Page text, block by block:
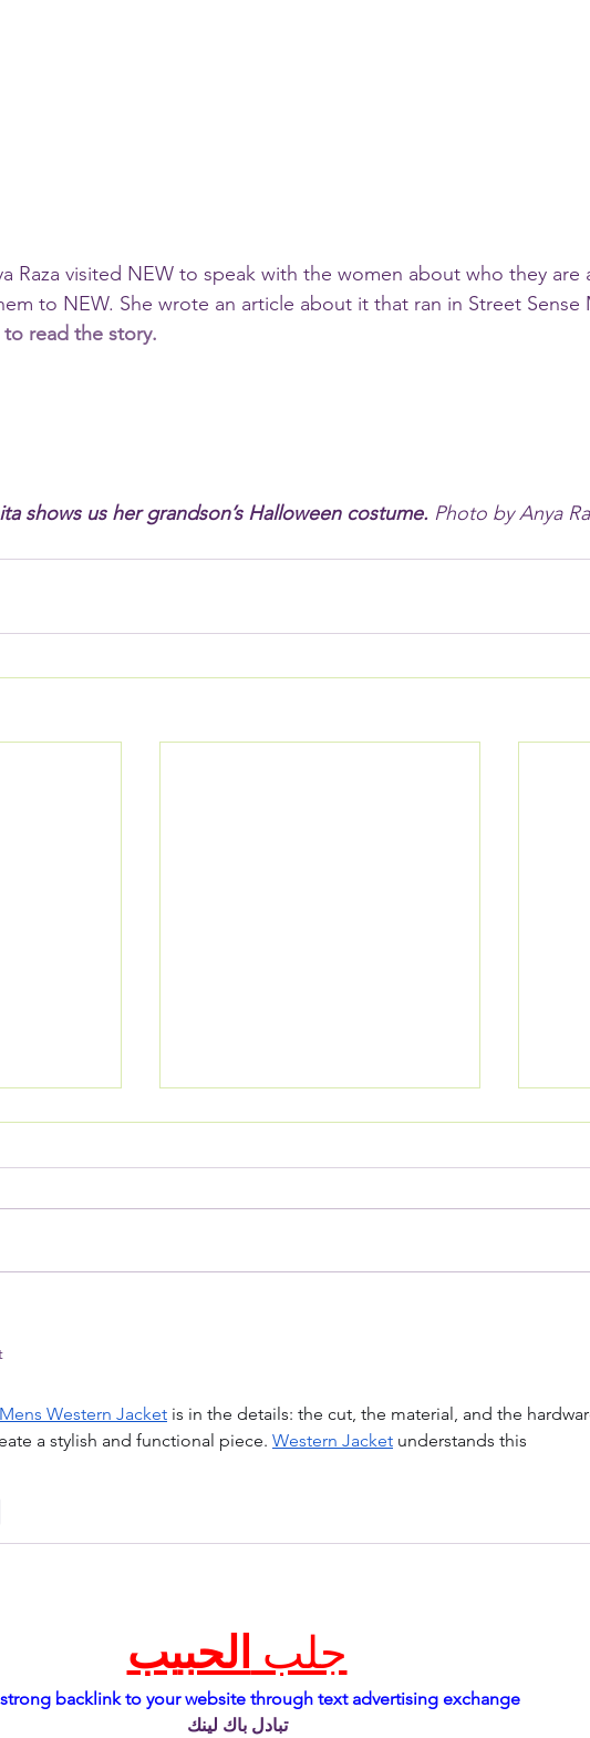
Raza visited NEW to speak with the women about who they are
to NEW. She wrote an article about it that ran in Street Sense
read the story.
shows us her grandson’s Halloween costume. Photo by Anya
Mens Western Jacket is in the details: the cut, the material, and the
a stylish and functional piece. Western Jacket understands this
جلب الحبيب
backlink to your website through text advertising exchange
تبادل باك لينك